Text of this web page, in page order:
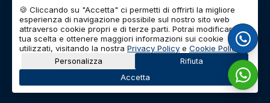
Franchising
Utilizzo dei cookie
© 2026 | AUTOMIX S.r.l. | Partita IVA: IT01732290703 | Capitale
Sociale: Euro 10.000 i.v.
🍪 Cliccando su "Accetta" ci permetti di offrirti la migliore
esperienza di navigazione possibile sul nostro sito web
attraverso cookie propri e di terze parti. Potrai modificare la
tua scelta e ottenere maggiori informazioni sui cookie
utilizzati, visitando la nostra Privacy Policy e Cookie Policy.
Personalizza
Rifiuta
Accetta